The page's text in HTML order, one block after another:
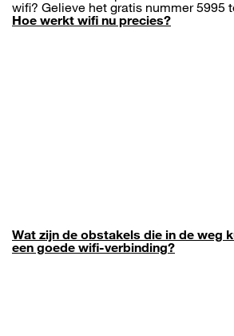
wifi? Gelieve het gratis nummer 5995
Hoe werkt wifi nu precies?
Wat zijn de obstakels die in de weg
een goede wifi-verbinding?